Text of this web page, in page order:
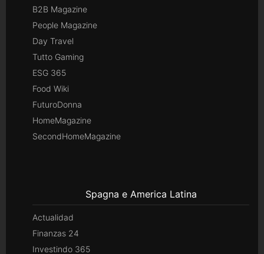
B2B Magazine
People Magazine
Day Travel
Tutto Gaming
ESG 365
Food Wiki
FuturoDonna
HomeMagazine
SecondHomeMagazine
Spagna e America Latina
Actualidad
Finanzas 24
Investindo 365